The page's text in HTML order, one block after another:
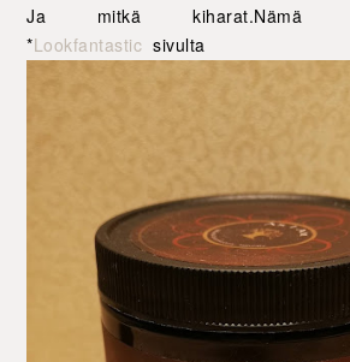
Ja mitkä kiharat.Nämä
*Lookfantastic sivulta